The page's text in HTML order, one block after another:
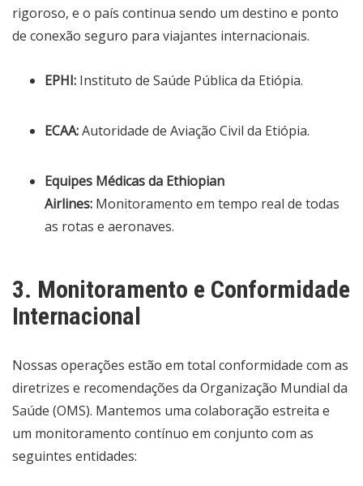
rigoroso, e o país continua sendo um destino e ponto
de conexão seguro para viajantes internacionais.
EPHI: Instituto de Saúde Pública da Etiópia.
ECAA:Autoridade de Aviação Civil da Etiópia.
Equipes Médicas da Ethiopian
Airlines: Monitoramento em tempo real de todas
as rotas e aeronaves.
3. Monitoramento e Conformidade
Internacional
Nossas operações estão em total conformidade com as
diretrizes e recomendações da Organização Mundial da
Saúde (OMS). Mantemos uma colaboração estreita e
um monitoramento contínuo em conjunto com as
seguintes entidades: